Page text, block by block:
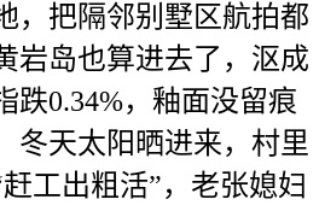
，把隔邻别墅区航拍都
岩岛也算进去了，沤成
跌0.34%，釉面没留痕
天太阳晒进来，村里
工出粗活”，老张媳妇